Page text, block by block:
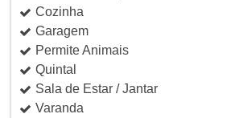
Cozinha
Garagem
Permite Animais
Quintal
Sala de Estar / Jantar
Varanda